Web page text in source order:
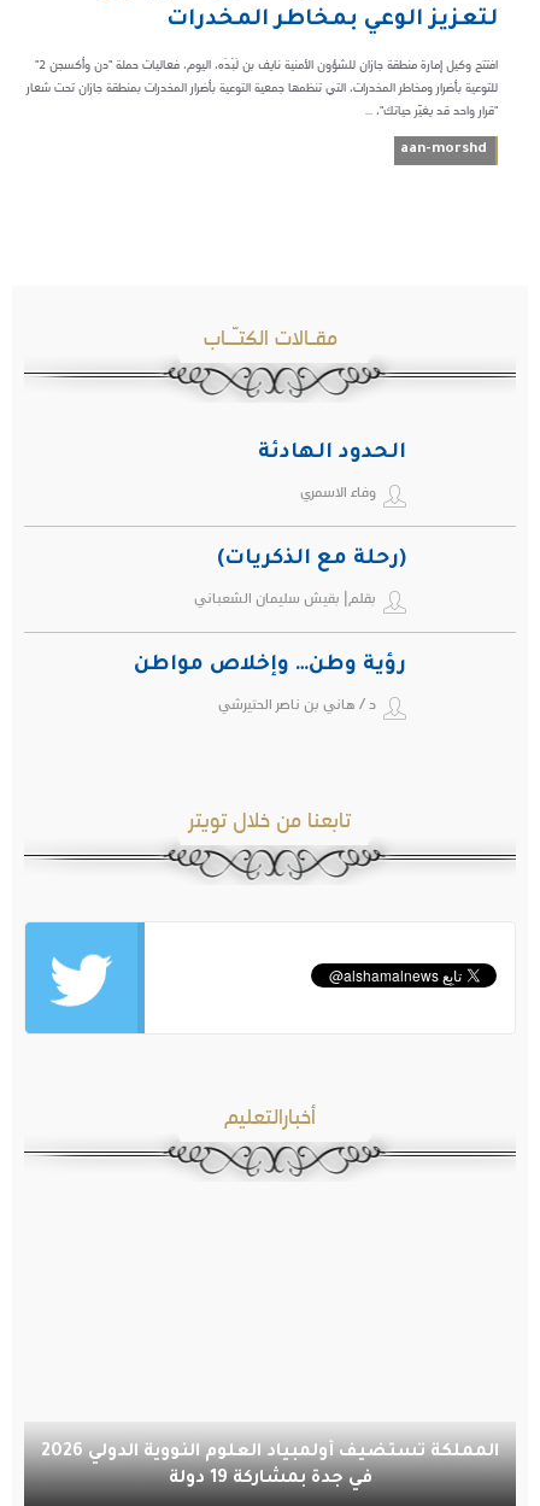
لتعزيز الوعي بمخاطر المخدرات
افتتح وكيل إمارة منطقة جازان للشؤون الأمنية نايف بن لَبْدَه، اليوم، فعاليات حملة "دن وأكسجن 2"
للتوعية بأضرار ومخاطر المخدرات، التي تنظمها جمعية التوعية بأضرار المخدرات بمنطقة جازان تحت شعار
"قرار واحد قد يغيّر حياتك"، ...
aan-morshd
مقـالات الكتـّـاب
الحدود الهادئة
وفاء الاسمري
(رحلة مع الذكريات)
بقلم| بقيش سليمان الشعباني
رؤية وطن… وإخلاص مواطن
د / هاني بن ناصر الحتيرشي
تابعنا من خلال تويتر
أخبارالتعليم
المملكة تستضيف أولمبياد العلوم النووية الدولي 2026
في جدة بمشاركة 19 دولة